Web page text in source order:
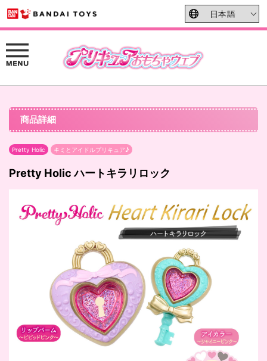
商品詳細
Pretty Holic キミとアイドルプリキュア♪
Pretty Holic ハートキラリロック